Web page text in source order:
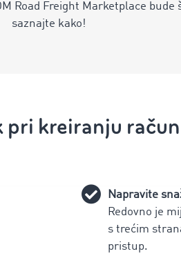
Road Freight Marketplace
saznajte kako!
pri kreiranju
Napravite
Redovno je
s trećim
pristup.